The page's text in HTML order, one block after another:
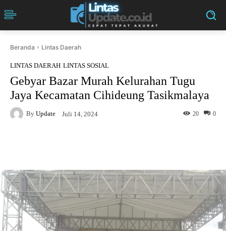
Beranda Lintas Daerah
LINTAS DAERAH LINTAS SOSIAL
Gebyar Bazar Murah Kelurahan Tugu
Jaya Kecamatan Cihideung Tasikmalaya
By Update Juli 14, 2024 0
20